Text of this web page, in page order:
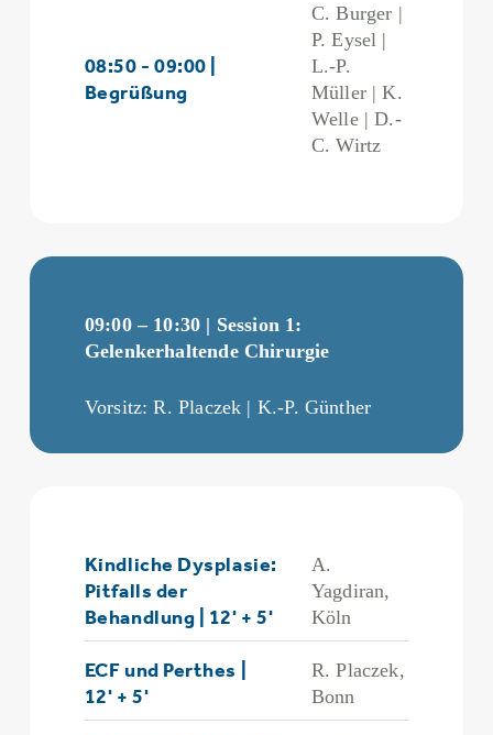
08:50 - 09:00 |
Begrüßung
C. Burger |
P. Eysel |
L.-P.
Müller | K.
Welle | D.-
C. Wirtz
09:00 – 10:30 | Session 1:
Gelenkerhaltende Chirurgie
Vorsitz: R. Placzek | K.-P. Günther
Kindliche Dysplasie:
Pitfalls der
Behandlung | 12' + 5'
A.
Yagdiran,
Köln
ECF und Perthes |
12' + 5'
R. Placzek,
Bonn